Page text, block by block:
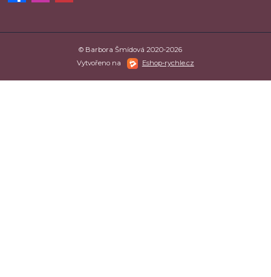
© Barbora Šmídová 2020-2026
Vytvořeno na
Eshop-rychle.cz